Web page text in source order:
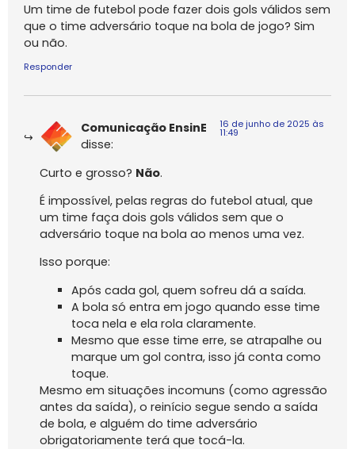
Um time de futebol pode fazer dois gols válidos sem
que o time adversário toque na bola de jogo? Sim
ou não.
Responder
Comunicação EnsinE
disse:
16 de junho de 2025 às
11:49
Curto e grosso? Não.
É impossível, pelas regras do futebol atual, que
um time faça dois gols válidos sem que o
adversário toque na bola ao menos uma vez.
Isso porque:
Após cada gol, quem sofreu dá a saída.
A bola só entra em jogo quando esse time
toca nela e ela rola claramente.
Mesmo que esse time erre, se atrapalhe ou
marque um gol contra, isso já conta como
toque.
Mesmo em situações incomuns (como agressão
antes da saída), o reinício segue sendo a saída
de bola, e alguém do time adversário
obrigatoriamente terá que tocá-la.